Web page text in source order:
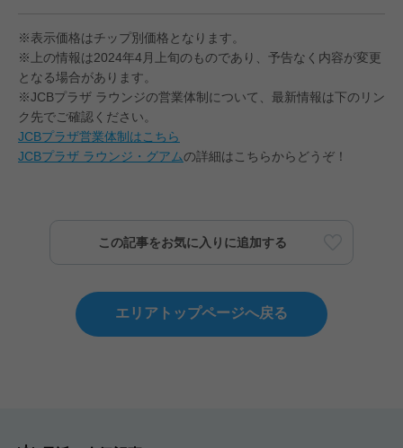
※表示価格はチップ別価格となります。
※上の情報は2024年4月上旬のものであり、予告なく内容が変更
となる場合があります。
※JCBプラザ ラウンジの営業体制について、最新情報は下のリン
ク先でご確認ください。
JCBプラザ営業体制はこちら
JCBプラザ ラウンジ・グアムの詳細はこちらからどうぞ！
この記事をお気に入りに追加する
エリアトップページへ戻る